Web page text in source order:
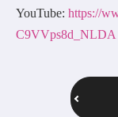
YouTube: https://
C9VVps8d_NLDA